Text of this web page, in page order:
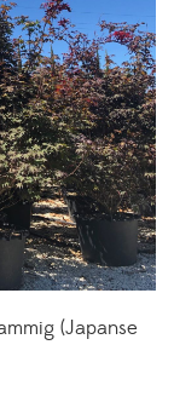
(Japanse